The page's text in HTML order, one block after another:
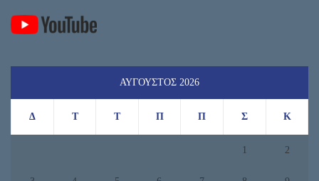
ΑΎΓΟΥΣΤΟΣ 2026
Δ Τ Τ Π Π Σ Κ
1 2